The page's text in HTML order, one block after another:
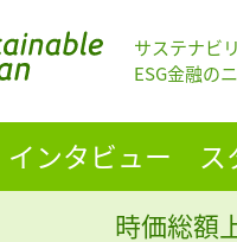
サステナビ
ESG金融の
インタビュー ス
時価総額